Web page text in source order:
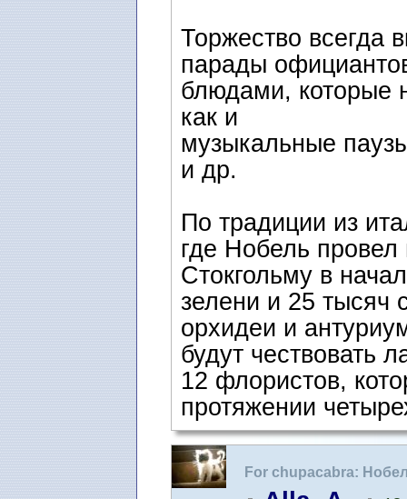
Торжество всегда
парады
блюдами, которые
как и
музыкальные
и др.
По традиции из
где Нобель
Стокгольму в
зелени и 25 тысяч
орхидеи и
будут чествовать
12 флористов,
протяжении
For chupacabra:
зале Ратуши